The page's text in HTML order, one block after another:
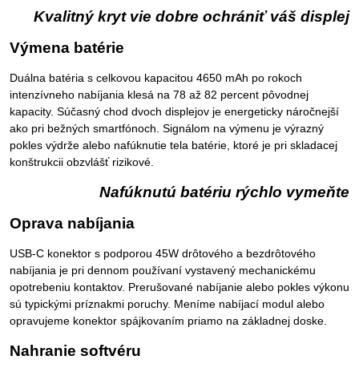
Kvalitný kryt vie dobre ochrániť váš displej
Výmena batérie
Duálna batéria s celkovou kapacitou 4650 mAh po rokoch
intenzívneho nabíjania klesá na 78 až 82 percent pôvodnej
kapacity. Súčasný chod dvoch displejov je energeticky náročnejší
ako pri bežných smartfónoch. Signálom na výmenu je výrazný
pokles výdrže alebo nafúknutie tela batérie, ktoré je pri skladacej
konštrukcii obzvlášť rizikové.
Nafúknutú batériu rýchlo vymeňte
Oprava nabíjania
USB-C konektor s podporou 45W drôtového a bezdrôtového
nabíjania je pri dennom používaní vystavený mechanickému
opotrebeniu kontaktov. Prerušované nabíjanie alebo pokles výkonu
sú typickými príznakmi poruchy. Meníme nabíjací modul alebo
opravujeme konektor spájkovaním priamo na základnej doske.
Nahranie softvéru